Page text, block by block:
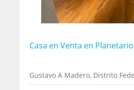
Casa en Venta en
Gustavo A Madero, Distrito